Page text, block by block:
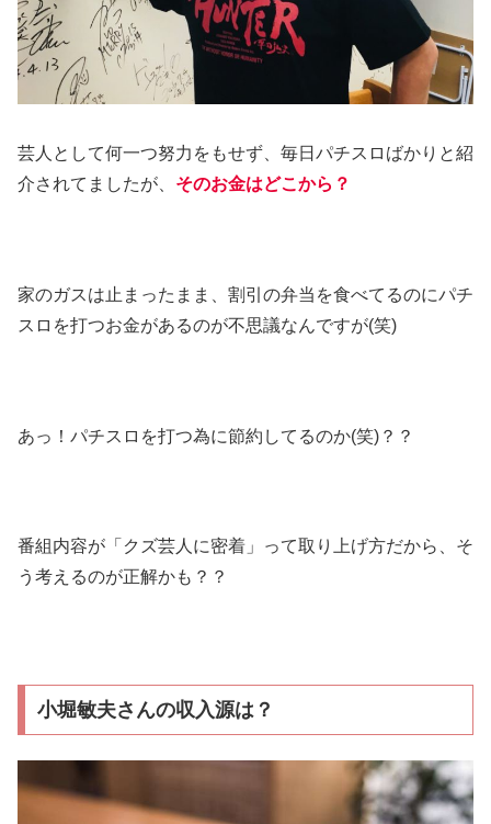
芸人として何一つ努力をもせず、毎日パチスロばかりと紹
介されてましたが、 そのお金はどこから？
家のガスは止まったまま、割引の弁当を食べてるのにパチ
スロを打つお金があるのが不思議なんですが(笑)
あっ！パチスロを打つ為に節約してるのか(笑)？？
番組内容が「クズ芸人に密着」って取り上げ方だから、そ
う考えるのが正解かも？？
小堀敏夫さんの収入源は？